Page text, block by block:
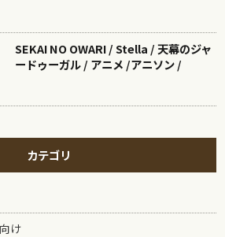
SEKAI NO OWARI / Stella / 天幕のジャ
ードゥーガル / アニメ /アニソン /
カテゴリ
け